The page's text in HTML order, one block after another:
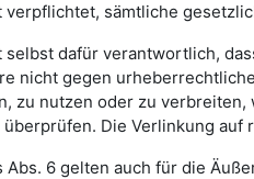
sämtliche
dafür verantwortlich,
nicht gegen
zu nutzen oder zu
Die Verlinkung
Abs. 6 gelten auch für die